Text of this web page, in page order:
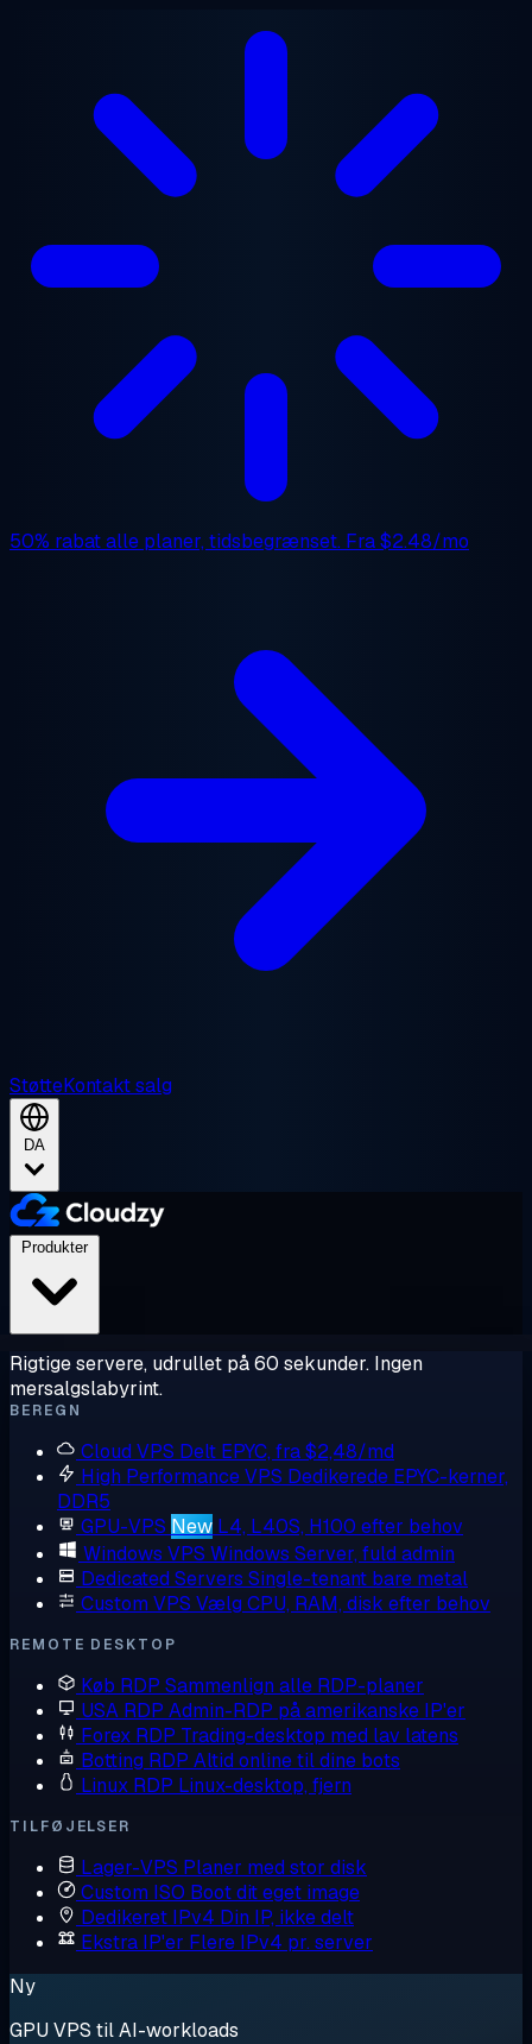
50% rabatalle planer, tidsbegrænset. Fra$2.48/mo
StøtteKontakt salg
DA
Produkter
Rigtige servere, udrullet på 60 sekunder. Ingen
mersalgslabyrint.
BEREGN
Cloud VPS Delt EPYC, fra $2,48/md
High Performance VPS Dedikerede EPYC-kerner,
DDR5
GPU-VPS New L4, L40S, H100 efter behov
Windows VPS Windows Server, fuld admin
Dedicated Servers Single-tenant bare metal
Custom VPS Vælg CPU, RAM, disk efter behov
REMOTE DESKTOP
Køb RDP Sammenlign alle RDP-planer
USA RDP Admin-RDP på amerikanske IP'er
Forex RDP Trading-desktop med lav latens
Botting RDP Altid online til dine bots
Linux RDP Linux-desktop, fjern
TILFØJELSER
Lager-VPS Planer med stor disk
Custom ISO Boot dit eget image
Dedikeret IPv4 Din IP, ikke delt
Ekstra IP'er Flere IPv4 pr. server
Ny
GPU VPS til AI-workloads